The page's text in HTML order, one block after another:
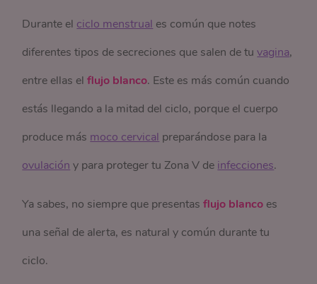
Durante el ciclo menstrual es común que notes
diferentes tipos de secreciones que salen de tuvagina,
entre ellas elflujo blanco. Este es más común cuando
estás llegando a la mitad del ciclo, porque el cuerpo
produce más moco cervical preparándose para la
ovulación y para proteger tu Zona V de infecciones.
Ya sabes, no siempre que presentasflujo blanco es
una señal de alerta, es natural y común durante tu
ciclo.